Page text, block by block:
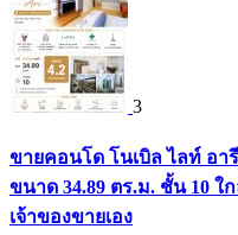
3
ขายคอนโด โนเบิล ไลท์ อา
ขนาด 34.89 ตร.ม. ชั้น 10 ใก
เจ้าของขายเอง